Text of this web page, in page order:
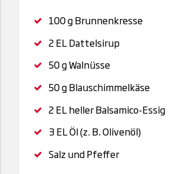
100 gBrunnenkresse
2 ELDattelsirup
50 gWalnüsse
50 gBlauschimmelkäse
2 ELheller Balsamico-Essig
3 ELÖl (z. B. Olivenöl)
Salz und Pfeffer